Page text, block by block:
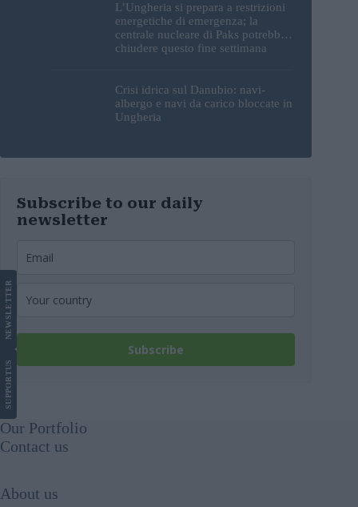
L’Ungheria si prepara a restrizioni
energetiche di emergenza; la
centrale nucleare di Paks potrebbe
chiudere questo fine settimana
Crisi idrica sul Danubio: navi-
albergo e navi da carico bloccate in
Ungheria
Subscribe to our daily
newsletter
Subscribe
SUPPORT
US
NEWS
LETTER
Our Portfolio
Contact us
About us